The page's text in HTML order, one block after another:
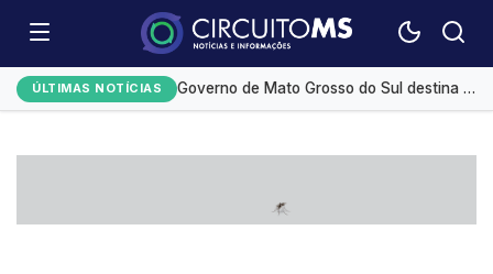
ÚLTIMAS NOTÍCIAS
Desmatamento na Amazônia cai 36,87% no último ano
Governo de Mato Grosso do Sul destina R$ 5,2 milhões para compra de medicamentos de alto custo
Monitoramento de tornozeleiras eletrônicas gera custo mensal de R$ 1,8 milhão